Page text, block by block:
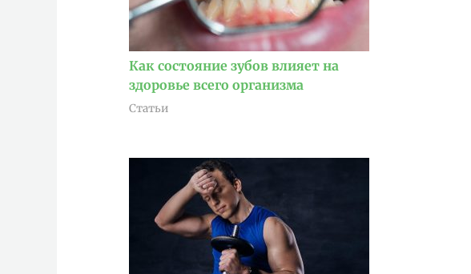
Как состояние зубов влияет на
здоровье всего организма
Статьи